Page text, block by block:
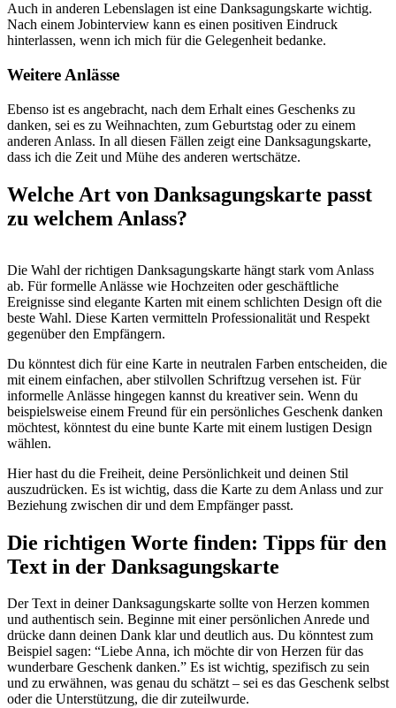
Auch in anderen Lebenslagen ist eine Danksagungskarte wichtig.
Nach einem Jobinterview kann es einen positiven Eindruck
hinterlassen, wenn ich mich für die Gelegenheit bedanke.
Weitere Anlässe
Ebenso ist es angebracht, nach dem Erhalt eines Geschenks zu
danken, sei es zu Weihnachten, zum Geburtstag oder zu einem
anderen Anlass. In all diesen Fällen zeigt eine Danksagungskarte,
dass ich die Zeit und Mühe des anderen wertschätze.
Welche Art von Danksagungskarte passt
zu welchem Anlass?
Die Wahl der richtigen Danksagungskarte hängt stark vom Anlass
ab. Für formelle Anlässe wie Hochzeiten oder geschäftliche
Ereignisse sind elegante Karten mit einem schlichten Design oft die
beste Wahl. Diese Karten vermitteln Professionalität und Respekt
gegenüber den Empfängern.
Du könntest dich für eine Karte in neutralen Farben entscheiden, die
mit einem einfachen, aber stilvollen Schriftzug versehen ist. Für
informelle Anlässe hingegen kannst du kreativer sein. Wenn du
beispielsweise einem Freund für ein persönliches Geschenk danken
möchtest, könntest du eine bunte Karte mit einem lustigen Design
wählen.
Hier hast du die Freiheit, deine Persönlichkeit und deinen Stil
auszudrücken. Es ist wichtig, dass die Karte zu dem Anlass und zur
Beziehung zwischen dir und dem Empfänger passt.
Die richtigen Worte finden: Tipps für den
Text in der Danksagungskarte
Der Text in deiner Danksagungskarte sollte von Herzen kommen
und authentisch sein. Beginne mit einer persönlichen Anrede und
drücke dann deinen Dank klar und deutlich aus. Du könntest zum
Beispiel sagen: “Liebe Anna, ich möchte dir von Herzen für das
wunderbare Geschenk danken.” Es ist wichtig, spezifisch zu sein
und zu erwähnen, was genau du schätzt – sei es das Geschenk selbst
oder die Unterstützung, die dir zuteilwurde.